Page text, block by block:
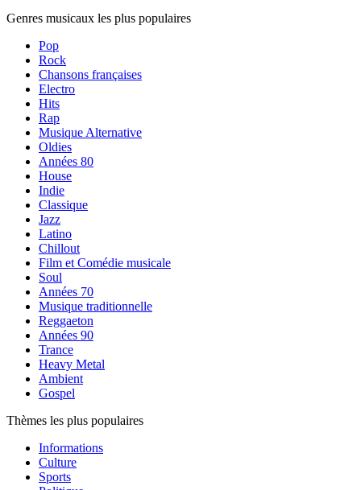
Genres musicaux les plus populaires
Pop
Rock
Chansons françaises
Electro
Hits
Rap
Musique Alternative
Oldies
Années 80
House
Indie
Classique
Jazz
Latino
Chillout
Film et Comédie musicale
Soul
Années 70
Musique traditionnelle
Reggaeton
Années 90
Trance
Heavy Metal
Ambient
Gospel
Thèmes les plus populaires
Informations
Culture
Sports